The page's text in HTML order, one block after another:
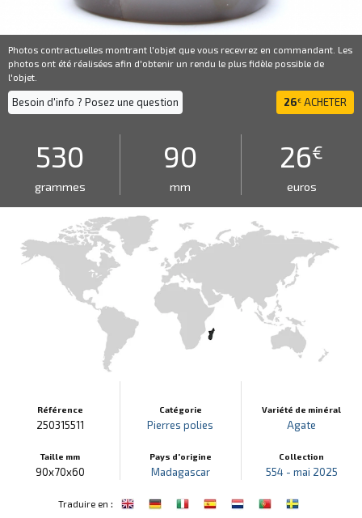
Photos contractuelles montrant l'objet que vous recevrez en commandant. Les
photos ont été réalisées afin d'obtenir un rendu le plus fidèle possible de
l'objet.
Besoin d'info ? Posez une question 26€ ACHETER
530
grammes
90
mm
26€
euros
Référence
250315511
Taille mm
90x70x60
Catégorie
Pierres polies
Pays d'origine
Madagascar
Variété de minéral
Agate
Collection
554 - mai 2025
Traduire en :